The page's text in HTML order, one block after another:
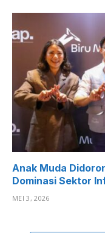
Anak Muda
Dominasi Sektor
MEI 3, 2026